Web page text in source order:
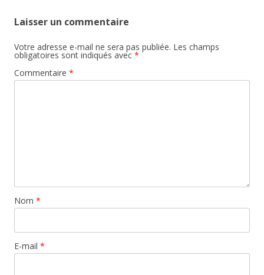
Laisser un commentaire
Votre adresse e-mail ne sera pas publiée. Les champs
obligatoires sont indiqués avec *
Commentaire *
Nom *
E-mail *